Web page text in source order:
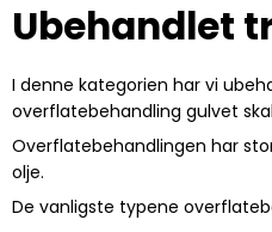
Ubehandlet
I denne kategorien har vi
overflatebehandling gulvet
Overflatebehandlingen har
olje.
De vanligste typene